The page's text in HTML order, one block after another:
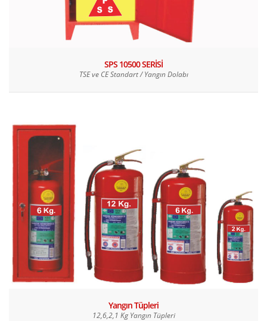
SPS 10500 SERİSİ
TSE ve CE Standart / Yangın Dolabı
Yangın Tüpleri
12,6,2,1 Kg Yangın Tüpleri